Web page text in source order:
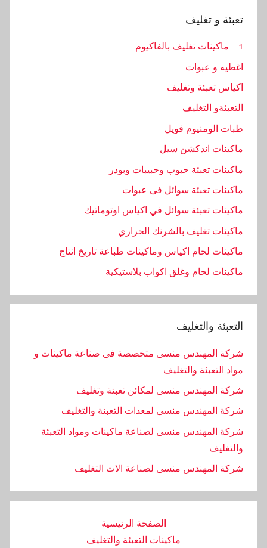
تعبئة و تغليف
1 – ماكينات تغليف بالفاكيوم
اغطيه و عبوات
اكياس تعبئة وتغليف
التعبئةو التغليف
طبات الومنيوم فويل
ماكينات اندكشن سيل
ماكينات تعبئة حبوب وحبيبات وبودر
ماكينات تعبئة سوائل فى عبوات
ماكينات تعبئة سوائل في اكياس اوتوماتيك
ماكينات تغليف بالشرنك الحراري
ماكينات لحام اكياس وماكينات طباعة تاريخ انتاج
ماكينات لحام وغلق اكواب بلاستيكية
التعبئة والتغليف
شركة المهندس منسى متخصصة فى صناعة ماكينات و
مواد التعبئة والتغليف
شركة المهندس منسى لمكائن تعبئة وتغليف
شركة المهندس منسى لمعدات التعبئة والتغليف
شركة المهندس منسى لصناعة ماكينات ومواد التعبئة
والتغليف
‏شركة المهندس منسى لصناعة الات التغليف
الصفحة الرئيسية
ماكينات التعبئة والتغليف